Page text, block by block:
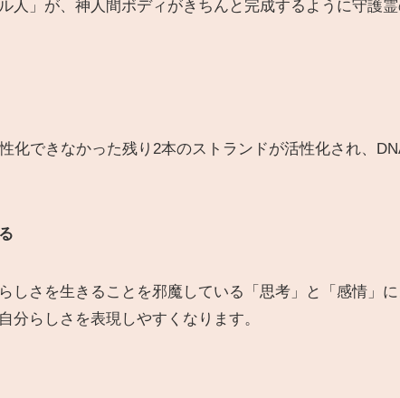
人」が、神人間ボディがきちんと完成するように守護
化できなかった残り2本のストランドが活性化され、
しさを生きることを邪魔している「思考」と「感情」
分らしさを表現しやすくなります。